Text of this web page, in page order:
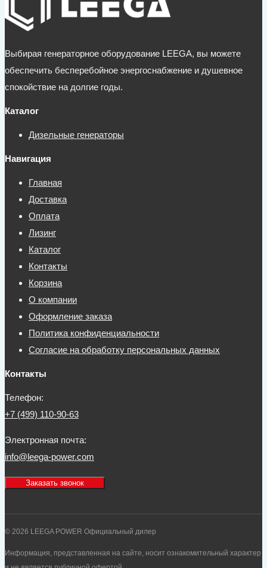
Выбирая генераторное оборудование LEEGA, вы можете
обеспечить бесперебойное энергоснабжение и душевное
спокойствие на долгие годы.
Каталог
Дизельные генераторы
Навигация
Главная
Доставка
Оплата
Лизинг
Каталог
Контакты
Корзина
О компании
Оформление заказа
Политика конфиденциальности
Согласие на обработку персональных данных
Контакты
Телефон:
+7 (499) 110-90-63
Электронная почта:
info@leega-power.com
Заказать звонок
© 2026 LEEGA POWER Официальный дилер
Информация, представленная на сайте, носит ознакомительный характер